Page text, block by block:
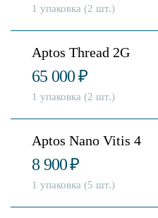
1 упаковка (2 шт.)
Aptos Thread 2G
65 000₽
1 упаковка (2 шт.)
Aptos Nano Vitis 4
8 900₽
1 упаковка (5 шт.)